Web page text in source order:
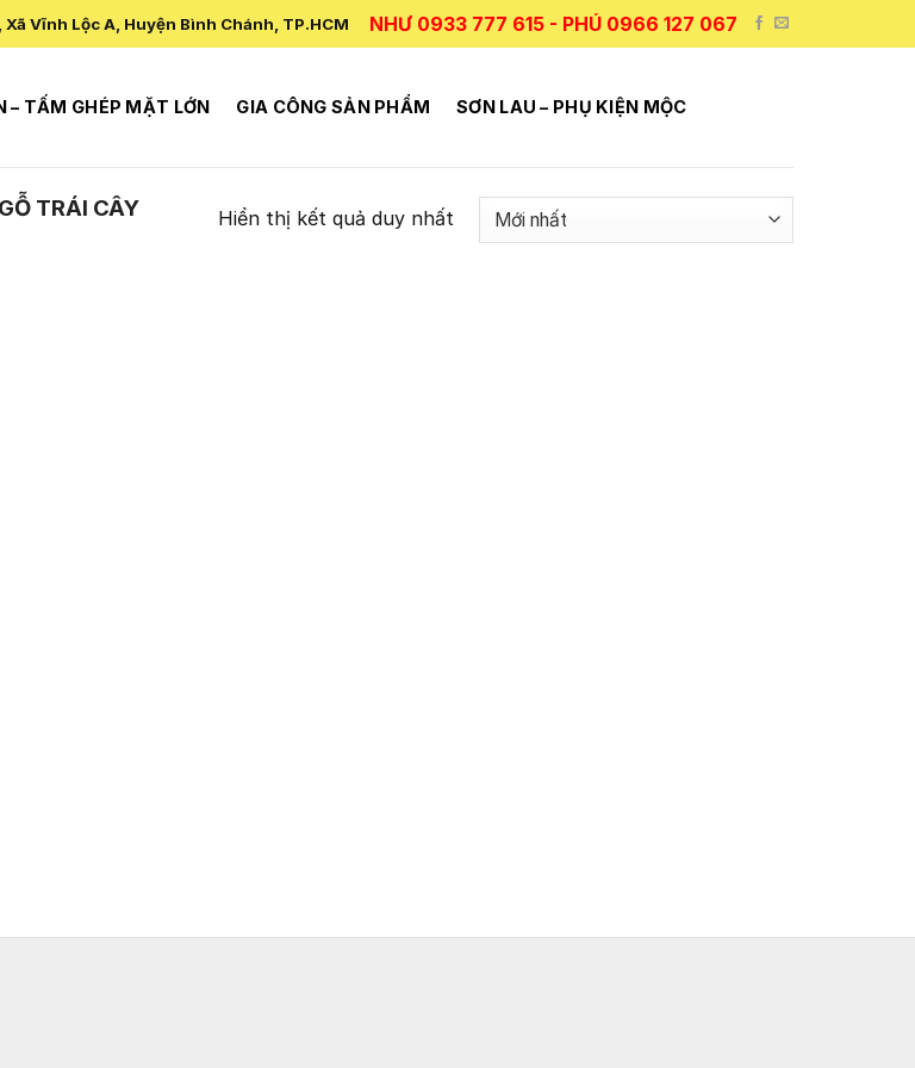
Vĩnh Lộc A, Huyện Bình Chánh, TP.HCM NHƯ 0933 777 615 - PHÚ 0966 127 067
– TẤM GHÉP MẶT LỚN GIA CÔNG SẢN PHẨM SƠN LAU – PHỤ KIỆN MỘC
TRÁI CÂY
Hiển thị kết quả duy nhất